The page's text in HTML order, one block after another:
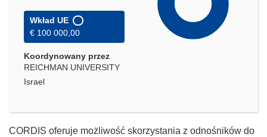
Wkład UE
€ 100 000,00
Koordynowany przez
REICHMAN UNIVERSITY
Israel
CORDIS oferuje możliwość skorzystania z odnośników do